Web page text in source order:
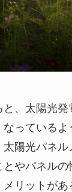
、太陽光発
っているよ
陽光パネル
やパネル
リットがあ